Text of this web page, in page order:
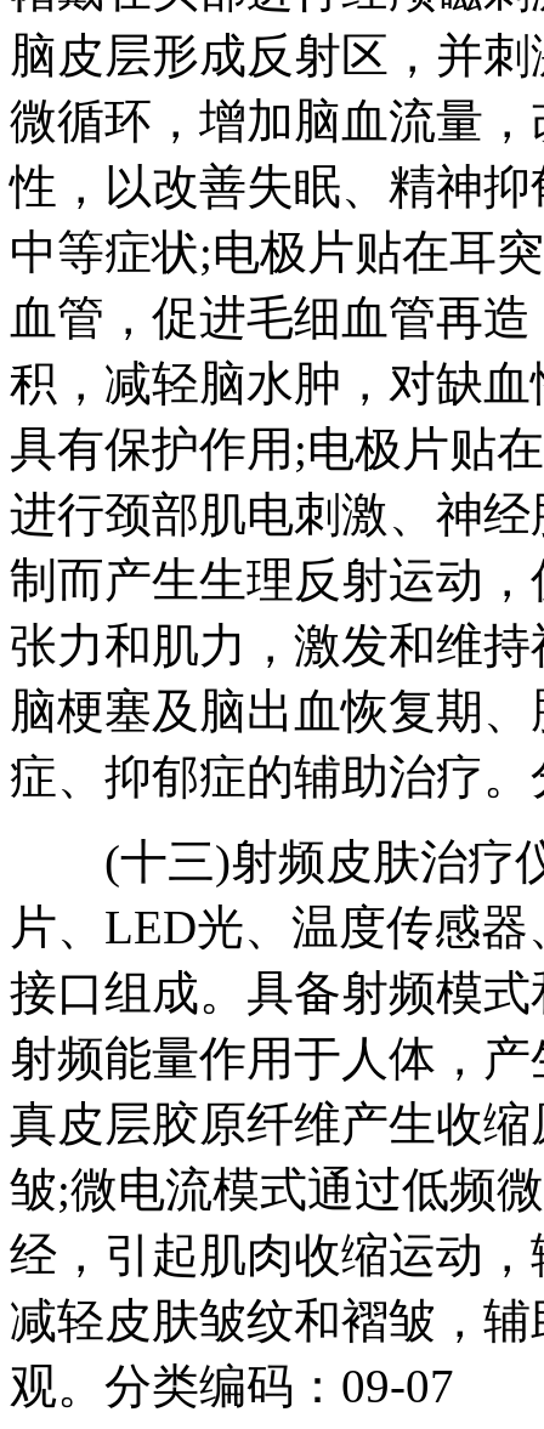
脑皮层形成反射区，并
微循环，增加脑血流量
性，以改善失眠、精神
中等症状;电极片贴在耳
血管，促进毛细血管再
积，减轻脑水肿，对缺
具有保护作用;电极片贴
进行颈部肌电刺激、神
制而产生生理反射运动
张力和肌力，激发和维
脑梗塞及脑出血恢复期
症、抑郁症的辅助治疗
(十三)射频皮肤治疗
片、LED光、温度传感
接口组成。具备射频模
射频能量作用于人体，
真皮层胶原纤维产生收
皱;微电流模式通过低频
经，引起肌肉收缩运动
减轻皮肤皱纹和褶皱，
观。分类编码：09-07